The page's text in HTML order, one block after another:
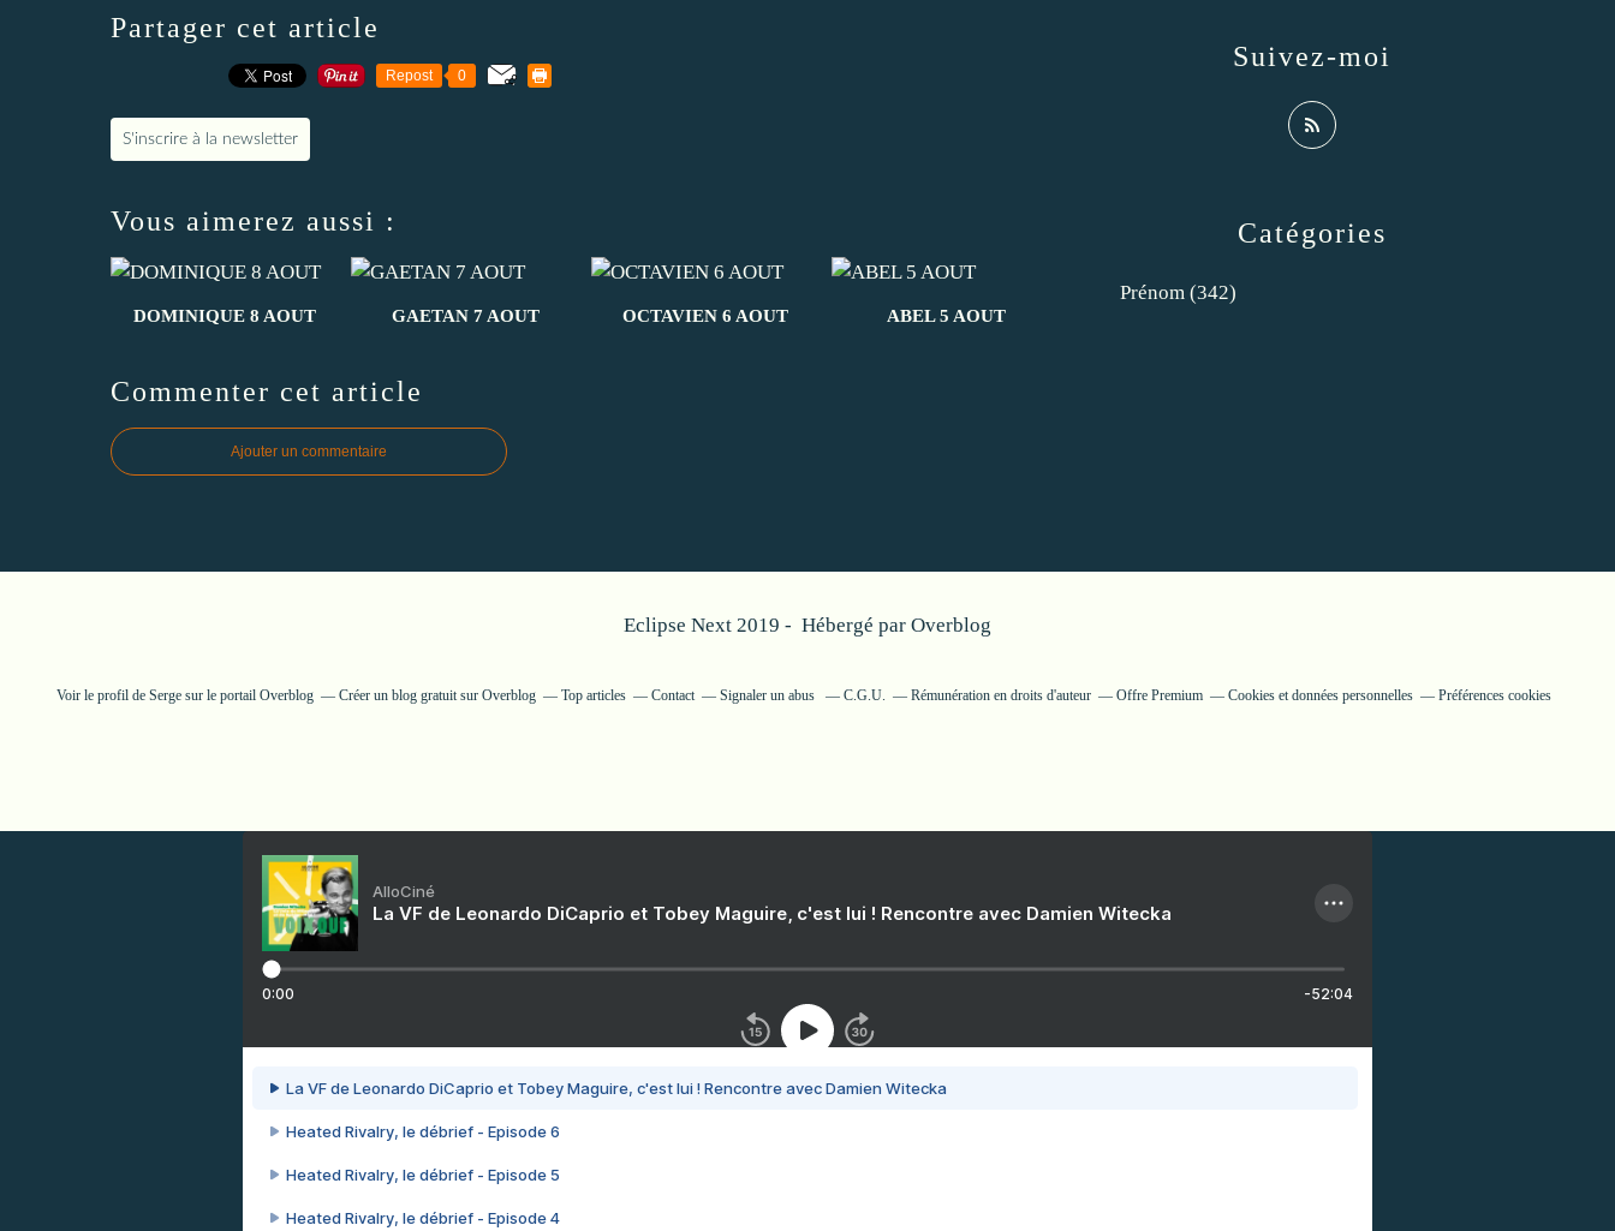
Partager cet article
Repost 0
S'inscrire à la newsletter
Vous aimerez aussi :
DOMINIQUE 8 AOUT GAETAN 7 AOUT OCTAVIEN 6 AOUT ABEL 5 AOUT
Commenter cet article
Ajouter un commentaire
Catégories
Prénom (342)
Suivez-moi
Eclipse Next 2019 - Hébergé par Overblog
Voir le profil de Serge sur le portail Overblog Créer un blog gratuit sur Overblog Top articles Contact Signaler un abus C.G.U. Rémunération en droits d'auteur Offre Premium Cookies et données personnelles Préférences cookies
AlloCiné
La VF de Leonardo DiCaprio et Tobey Maguire, c'est lui ! Rencontre avec Damien Witecka
0:00 -52:04
La VF de Leonardo DiCaprio et Tobey Maguire, c'est lui ! Rencontre avec Damien Witecka
Heated Rivalry, le débrief - Episode 6
Heated Rivalry, le débrief - Episode 5
Heated Rivalry, le débrief - Episode 4